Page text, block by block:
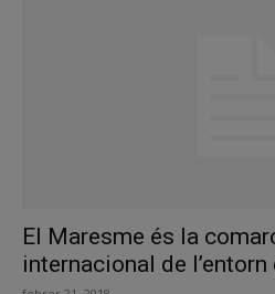
El Maresme és la
internacional de l’entorn